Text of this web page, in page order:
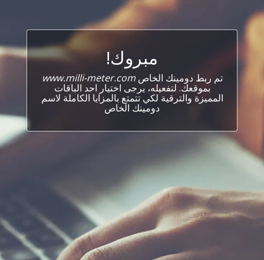
مبروك!
تم ربط دومينك الخاصwww.milli-meter.com
بموقعك. لتفعيله، يرجى اختيار احد الباقات
المميزة والترقية لكي تتمتع بالمزايا الكاملة لاسم
دومينك الخاص